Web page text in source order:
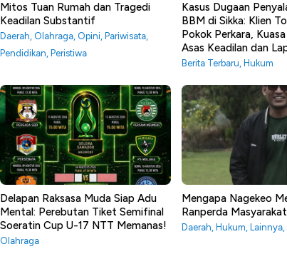
Mitos Tuan Rumah dan Tragedi
Keadilan Substantif
Daerah, Olahraga, Opini, Pariwisata,
Pendidikan, Peristiwa
Kasus Dugaan
BBM di Sikka: Klien
Pokok Perkara,
Asas Keadilan dan
Berita Terbaru, Hukum
Delapan Raksasa Muda Siap Adu
Mental: Perebutan Tiket Semifinal
Soeratin Cup U-17 NTT Memanas!
Olahraga
Mengapa Nagekeo
Ranperda
Daerah, Hukum, Lainnya,